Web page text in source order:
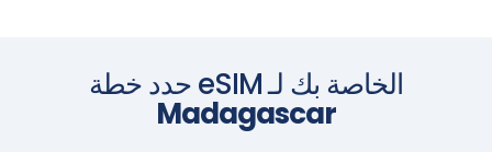
حدد خطة eSIM الخاصة بك لـ
Madagascar